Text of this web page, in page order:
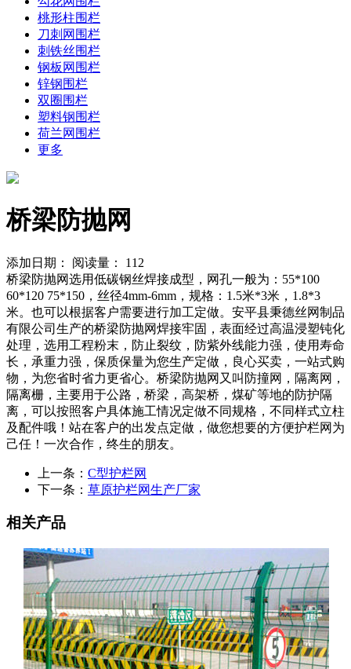
桃形柱围栏
刀刺网围栏
刺铁丝围栏
钢板网围栏
锌钢围栏
双圈围栏
塑料钢围栏
荷兰网围栏
更多
桥梁防抛网
添加日期： 阅读量： 112
桥梁防抛网选用低碳钢丝焊接成型，网孔一般为：55*100
60*120 75*150，丝径4mm-6mm，规格：1.5米*3米，1.8*3
米。也可以根据客户需要进行加工定做。安平县秉德丝网制品
有限公司生产的桥梁防抛网焊接牢固，表面经过高温浸塑钝化
处理，选用工程粉末，防止裂纹，防紫外线能力强，使用寿命
长，承重力强，保质保量为您生产定做，良心买卖，一站式购
物，为您省时省力更省心。桥梁防抛网又叫防撞网，隔离网，
隔离栅，主要用于公路，桥梁，高架桥，煤矿等地的防护隔
离，可以按照客户具体施工情况定做不同规格，不同样式立柱
及配件哦！站在客户的出发点定做，做您想要的方便护栏网为
己任！一次合作，终生的朋友。
上一条： C型护栏网
下一条： 草原护栏网生产厂家
相关产品